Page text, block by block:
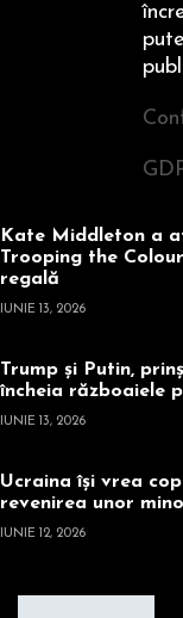
Kate Middleton a
Trooping the
regală
IUNIE 13, 2026
Trump și Putin,
încheia războaiele
IUNIE 13, 2026
Ucraina își vrea
revenirea unor
IUNIE 12, 2026